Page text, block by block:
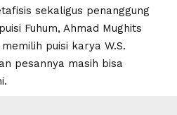
sekaligus penanggung
Fuhum, Ahmad Mughits
puisi karya W.S.
pesannya masih bisa